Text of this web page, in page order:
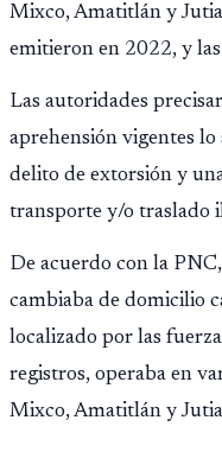
Mixco, Amatitlán y
emitieron en 2022, y
Las autoridades
aprehensión vigentes
delito de extorsión y
transporte y/o traslado
De acuerdo con la
cambiaba de domicilio
localizado por las
registros, operaba en
Mixco, Amatitlán y